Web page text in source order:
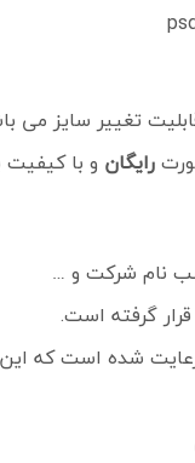
تغییر سایز می
رایگان و با کیفیت
نام شرکت و …
رعایت شده است